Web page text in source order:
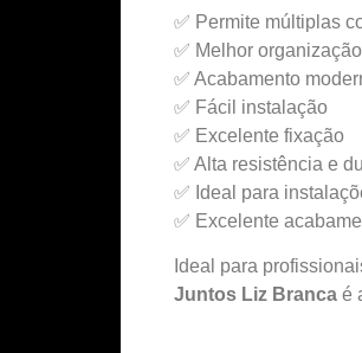
✅ Permite múltiplas
✅ Melhor
✅ Acabamento
✅ Fácil instalação
✅ Excelente fixação
✅ Alta resistência e
✅ Ideal para
✅ Excelente
Ideal para
Juntos Liz Branca é